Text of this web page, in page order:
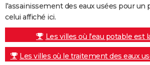
l'assainissement des eaux usées pour un
celui affiché ici.
Les villes où l'eau potable est
Les villes où le traitement des eaux